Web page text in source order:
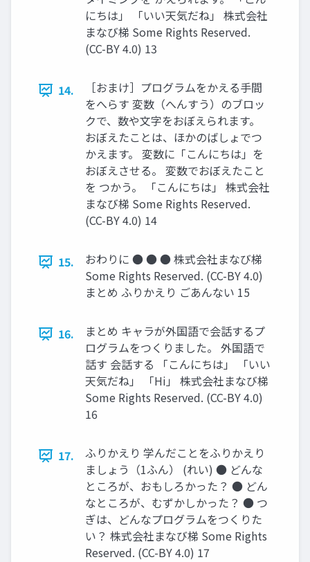
にちは」 「いい天気だね」 株式会社
まなび梯 Some Rights Reserved.
(CC-BY 4.0) 13
14.
［おまけ］プログラムをかえる手間
をへらす 変数（へんすう）のブロッ
クで、数や文字をおぼえられます。
おぼえたことは、ほかのばしょでつ
かえます。 変数に「こんにちは」を
おぼえさせる。 変数でおぼえたこと
を つかう。 「こんにちは」 株式会社
まなび梯 Some Rights Reserved.
(CC-BY 4.0) 14
15.
おわりに ● ● ● 株式会社まなび梯
Some Rights Reserved. (CC-BY 4.0)
まとめ ふりかえり ごあんない 15
16.
まとめ キャラが外国語で会話するプ
ログラムをつくりました。 外国語で
話す 会話する 「こんにちは」 「いい
天気だね」 「Hi」 株式会社まなび梯
Some Rights Reserved. (CC-BY 4.0)
16
17.
ふりかえり 学んだことをふりかえり
ましょう（1ふん） (れい) ● どんな
ところが、おもしろかった？ ● どん
なところが、むずかしかった？ ● つ
ぎは、どんなプログラムをつくりた
い？ 株式会社まなび梯 Some Rights
Reserved. (CC-BY 4.0) 17